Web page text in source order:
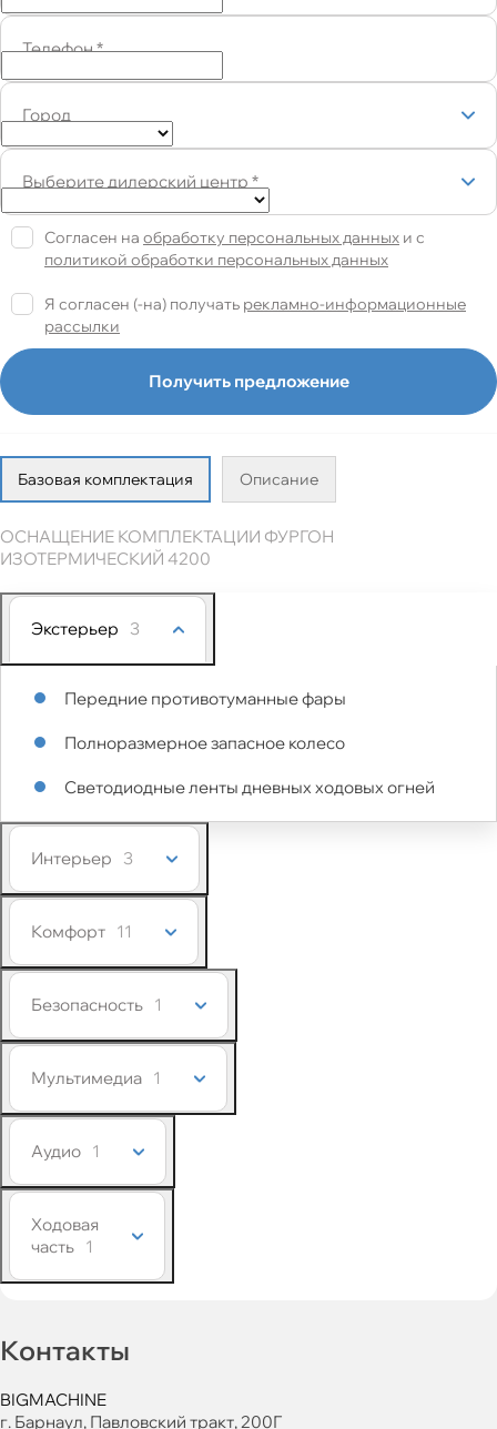
Телефон*
Город
Выберите дилерский центр *
Согласен на обработку персональных данных и c
политикой обработки персональных данных
Я согласен (-на) получать рекламно-информационные
рассылки
Получить предложение
Базовая комплектация Описание
ОСНАЩЕНИЕ КОМПЛЕКТАЦИИ ФУРГОН
ИЗОТЕРМИЧЕСКИЙ 4200
Экстерьер 3
Передние противотуманные фары
Полноразмерное запасное колесо
Светодиодные ленты дневных ходовых огней
Интерьер 3
Комфорт 11
Безопасность 1
Мультимедиа 1
Аудио 1
Ходовая
часть 1
Контакты
BIGMACHINE
г. Барнаул, Павловский тракт, 200Г